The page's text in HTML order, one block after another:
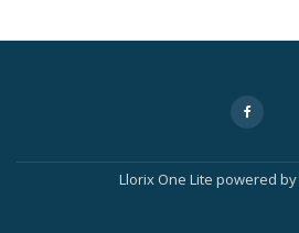
Menu
fa-
facebook
Llorix One Lite powered by